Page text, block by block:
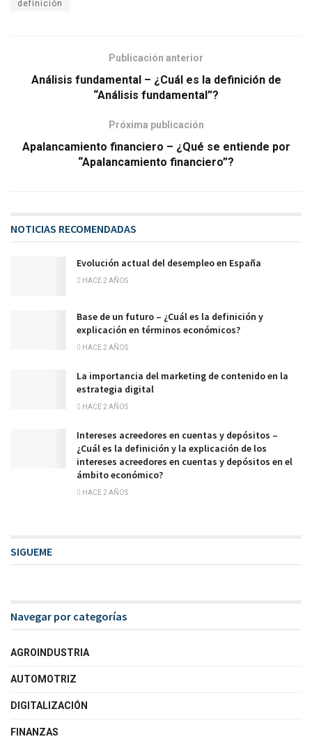
definición
Publicación anterior
Análisis fundamental – ¿Cuál es la definición de
“Análisis fundamental”?
Próxima publicación
Apalancamiento financiero – ¿Qué se entiende por
“Apalancamiento financiero”?
NOTICIAS RECOMENDADAS
Evolución actual del desempleo en España
HACE 2 AÑOS
Base de un futuro – ¿Cuál es la definición y
explicación en términos económicos?
HACE 2 AÑOS
La importancia del marketing de contenido en la
estrategia digital
HACE 2 AÑOS
Intereses acreedores en cuentas y depósitos –
¿Cuál es la definición y la explicación de los
intereses acreedores en cuentas y depósitos en el
ámbito económico?
HACE 2 AÑOS
SIGUEME
Navegar por categorías
AGROINDUSTRIA
AUTOMOTRIZ
DIGITALIZACIÓN
FINANZAS